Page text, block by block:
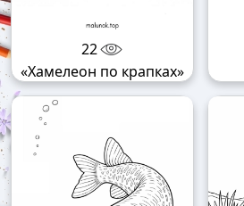
22
«Хамелеон по крапках»